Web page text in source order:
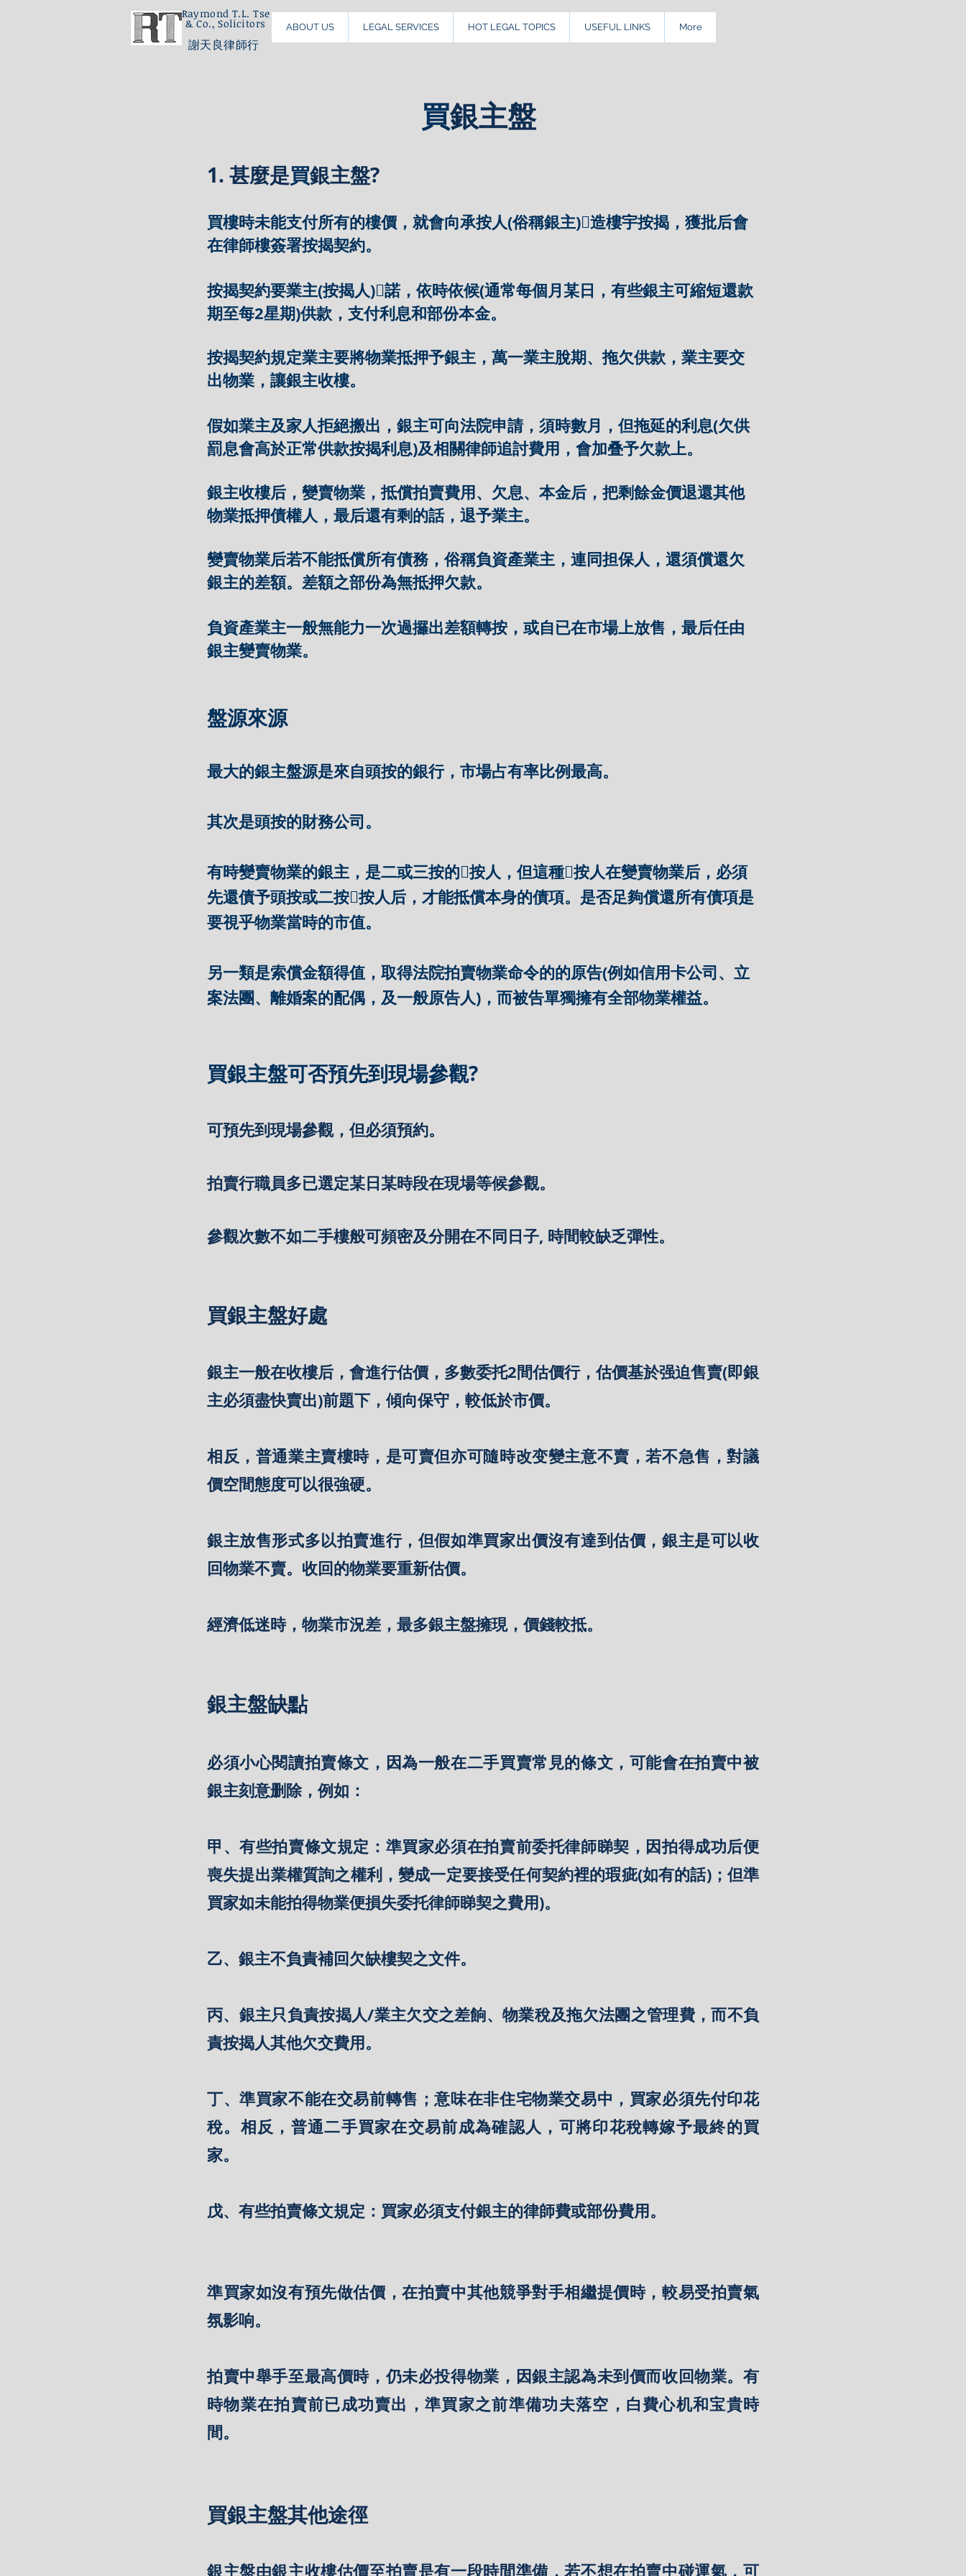
Raymond T.L. Tse
& Co., Solicitors
謝天良律師行
ABOUT US LEGAL SERVICES HOT LEGAL TOPICS USEFUL LINKS More
買銀主盤
1. 甚麼是買銀主盤?
買樓時未能支付所有的樓價，就會向承按人(俗稱銀主)造樓宇按揭，獲批后會
在律師樓簽署按揭契約。
按揭契約要業主(按揭人)諾，依時依候(通常每個月某日，有些銀主可縮短還款
期至每2星期)供款，支付利息和部份本金。
按揭契約規定業主要將物業抵押予銀主，萬一業主脫期、拖欠供款，業主要交
出物業，讓銀主收樓。
假如業主及家人拒絕搬出，銀主可向法院申請，須時數月，但拖延的利息(欠供
罰息會高於正常供款按揭利息)及相關律師追討費用，會加叠予欠款上。
銀主收樓后，變賣物業，抵償拍賣費用、欠息、本金后，把剩餘金價退還其他
物業抵押債權人，最后還有剩的話，退予業主。
變賣物業后若不能抵償所有債務，俗稱負資產業主，連同担保人，還須償還欠
銀主的差額。差額之部份為無抵押欠款。
負資產業主一般無能力一次過攞出差額轉按，或自已在市場上放售，最后任由
銀主變賣物業。
盤源來源
最大的銀主盤源是來自頭按的銀行，市場占有率比例最高。
其次是頭按的財務公司。
有時變賣物業的銀主，是二或三按的按人，但這種按人在變賣物業后，必須
先還債予頭按或二按按人后，才能抵償本身的債項。是否足夠償還所有債項是
要視乎物業當時的市值。
另一類是索償金額得值，取得法院拍賣物業命令的的原告(例如信用卡公司、立
案法團、離婚案的配偶，及一般原告人)，而被告單獨擁有全部物業權益。
買銀主盤可否預先到現場參觀?
可預先到現場參觀，但必須預約。
拍賣行職員多已選定某日某時段在現場等候參觀。
參觀次數不如二手樓般可頻密及分開在不同日子, 時間較缺乏彈性。
買銀主盤好處
銀主一般在收樓后，會進行估價，多數委托2間估價行，估價基於强迫售賣(即銀
主必須盡快賣出)前題下，傾向保守，較低於市價。
相反，普通業主賣樓時，是可賣但亦可隨時改变變主意不賣，若不急售，對議
價空間態度可以很強硬。
銀主放售形式多以拍賣進行，但假如準買家出價沒有達到估價，銀主是可以收
回物業不賣。收回的物業要重新估價。
經濟低迷時，物業市況差，最多銀主盤擁現，價錢較抵。
銀主盤缺點
必須小心閱讀拍賣條文，因為一般在二手買賣常見的條文，可能會在拍賣中被
銀主刻意删除，例如：
甲、有些拍賣條文規定：準買家必須在拍賣前委托律師睇契，因拍得成功后便
喪失提出業權質詢之權利，變成一定要接受任何契約裡的瑕疵(如有的話)；但準
買家如未能拍得物業便損失委托律師睇契之費用)。
乙、銀主不負責補回欠缺樓契之文件。
丙、銀主只負責按揭人/業主欠交之差餉、物業稅及拖欠法團之管理費，而不負
責按揭人其他欠交費用。
丁、準買家不能在交易前轉售；意味在非住宅物業交易中，買家必須先付印花
稅。相反，普通二手買家在交易前成為確認人，可將印花稅轉嫁予最終的買
家。
戊、有些拍賣條文規定：買家必須支付銀主的律師費或部份費用。
準買家如沒有預先做估價，在拍賣中其他競爭對手相繼提價時，較易受拍賣氣
氛影响。
拍賣中舉手至最高價時，仍未必投得物業，因銀主認為未到價而收回物業。有
時物業在拍賣前已成功賣出，準買家之前準備功夫落空，白費心机和宝貴時
間。
買銀主盤其他途徑
銀主盤由銀主收樓估價至拍賣是有一段時間準備，若不想在拍賣中碰運氣，可